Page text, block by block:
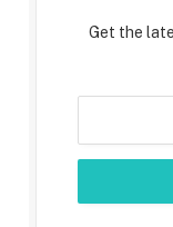
Get the